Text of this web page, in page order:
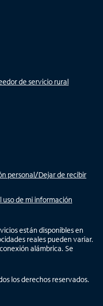
de servicio rural
personal/Dejar de recibir
de mi información
están disponibles en
reales pueden variar.
alámbrica. Se
los derechos reservados.